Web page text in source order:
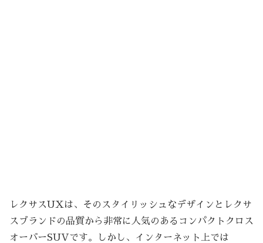
レクサスUXは、そのスタイリッシュなデザインとレクサ
スブランドの品質から非常に人気のあるコンパクトクロス
オーバーSUVです。しかし、インターネット上では